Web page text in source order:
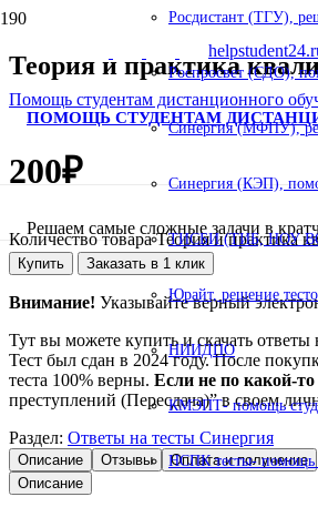
ПОМОЩЬ СТУДЕНТАМ
Решаем самые сложные задачи в
Росдистант (ТГУ),
Роспросвет (СДО),
Синергия (МФПУ),
Синергия (КЭП),
ТИСБИ (ТИБ, НОУ
Юрайт, решение
НИИДПО
КМЭПТ- помощь
НСПК тесты- помощь
Теория и практика
Помощь студентам дистанционного
200₽
Количество товара Теория и практика
Купить Заказать в 1 клик
Внимание! Указывайте верный
Тут вы можете купить и скачать
Тест был сдан в 2024 году. После
теста 100% верны. Если не по какой-
преступлений (Пересдача)” в своем
Раздел: Ответы на тесты Синергия
Описание Отзывы
Оплата и получение
Описание